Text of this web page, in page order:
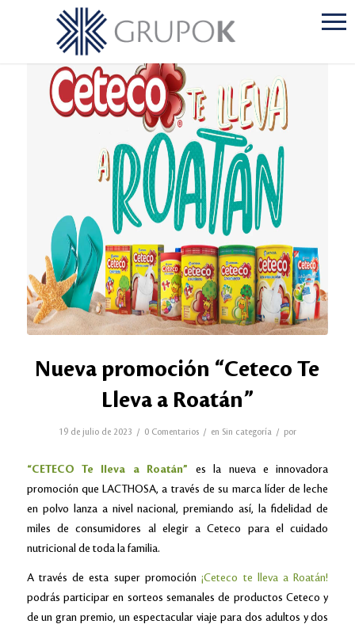
Nueva promoción “Ceteco Te
Lleva a Roatán”
19 de julio de 2023 / 0 Comentarios / en Sin categoría / por
“CETECO Te lleva a Roatán” es la nueva e innovadora
promoción que LACTHOSA, a través de su marca líder de leche
en polvo lanza a nivel nacional, premiando así, la fidelidad de
miles de consumidores al elegir a Ceteco para el cuidado
nutricional de toda la familia.
A través de esta super promoción¡Ceteco te lleva a Roatán!
podrás participar en sorteos semanales de productos Ceteco y
de un gran premio, un espectacular viaje para dos adultos y dos